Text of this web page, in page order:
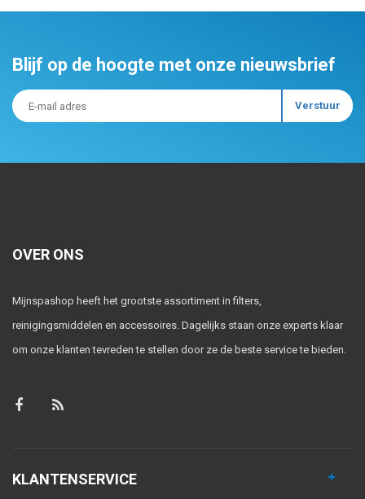
Blijf op de hoogte met onze nieuwsbrief
OVER ONS
Mijnspashop heeft het grootste assortiment in filters,
reinigingsmiddelen en accessoires. Dagelijks staan onze experts klaar
om onze klanten tevreden te stellen door ze de beste service te bieden.
KLANTENSERVICE